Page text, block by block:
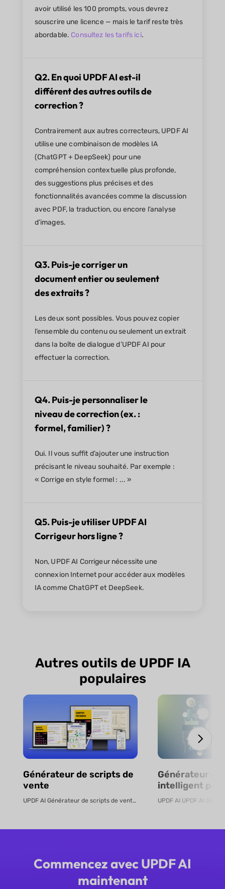
avoir utilisé les 100 prompts, vous devrez
souscrire une licence — mais le tarif reste très
abordable. Consultez les tarifs ici.
Q2. En quoi UPDF AI est-il
différent des autres outils de
correction ?
Contrairement aux autres correcteurs, UPDF AI
utilise une combinaison de modèles IA
(ChatGPT + DeepSeek) pour une
compréhension contextuelle plus profonde,
des suggestions plus précises et des
fonctionnalités avancées comme la discussion
avec PDF, la traduction, ou encore l’analyse
d’images.
Q3. Puis-je corriger un
document entier ou seulement
des extraits ?
Les deux sont possibles. Vous pouvez copier
l’ensemble du contenu ou seulement un extrait
dans la boîte de dialogue d’UPDF AI pour
effectuer la correction.
Q4. Puis-je personnaliser le
niveau de correction (ex. :
formel, familier) ?
Oui. Il vous suffit d’ajouter une instruction
précisant le niveau souhaité. Par exemple :
« Corrige en style formel : ... »
Q5. Puis-je utiliser UPDF AI
Corrigeur hors ligne ?
Non, UPDF AI Corrigeur nécessite une
connexion Internet pour accéder aux modèles
IA comme ChatGPT et DeepSeek.
Autres outils de UPDF IA
populaires
Générateur de scripts de
vente
UPDF AI Générateur de scripts de vente UPDF AI transforme des PDF de pro...
Générateur
intelligent par
en ligne
Commencez avec UPDF AI
maintenant